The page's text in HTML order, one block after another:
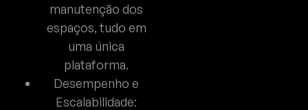
manutenção dos
espaços, tudo em
uma única
plataforma.
Desempenho e
Escalabilidade: